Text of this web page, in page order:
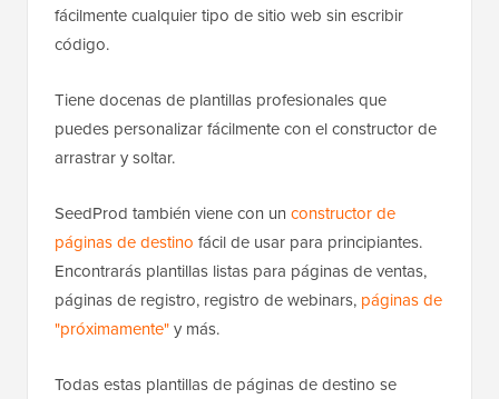
fácilmente cualquier tipo de sitio web sin escribir
código.
Tiene docenas de plantillas profesionales que
puedes personalizar fácilmente con el constructor de
arrastrar y soltar.
SeedProd también viene con un constructor de
páginas de destino fácil de usar para principiantes.
Encontrarás plantillas listas para páginas de ventas,
páginas de registro, registro de webinars, páginas de
"próximamente"y más.
Todas estas plantillas de páginas de destino se